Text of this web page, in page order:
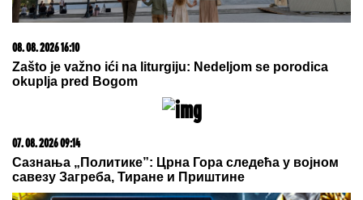
bogatog Švajcarca, pa je uhvatila
policija, ovo su detalji